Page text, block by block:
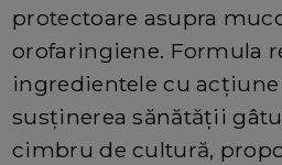
protectoare asupra
orofaringiene. Formula
ingredientele cu
susținerea sănătății
cimbru de cultură,